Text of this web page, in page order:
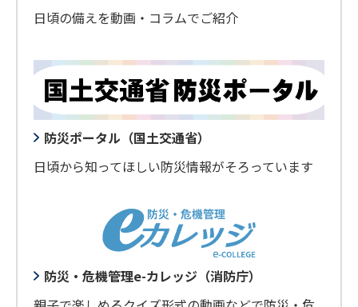
日頃の備えを動画・コラムでご紹介
防災ポータル（国土交通省）
日頃から知ってほしい防災情報がそろっています
防災・危機管理e-カレッジ（消防庁）